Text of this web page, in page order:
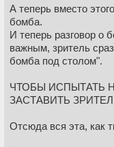
А теперь вместо
бомба.
И теперь разговор о
важным, зритель
бомба под столом".
ЧТОБЫ ИСПЫТАТЬ
ЗАСТАВИТЬ
Отсюда вся эта, как